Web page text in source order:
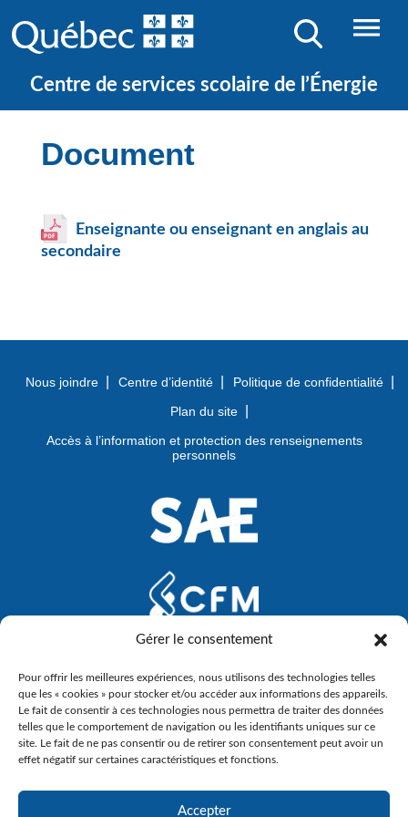
Gérer le consentement
Pour offrir les meilleures expériences, nous utilisons des technologies telles
que les « cookies » pour stocker et/ou accéder aux informations des appareils.
Le fait de consentir à ces technologies nous permettra de traiter des données
telles que le comportement de navigation ou les identifiants uniques sur ce
site. Le fait de ne pas consentir ou de retirer son consentement peut avoir un
effet négatif sur certaines caractéristiques et fonctions.
Accepter
Centre de services scolaire de l’Énergie
Document
Enseignante ou enseignant en anglais au
secondaire
Nous joindre Centre d’identité
Politique de confidentialité
Plan du site
Accès à l’information et protection des renseignements
personnels